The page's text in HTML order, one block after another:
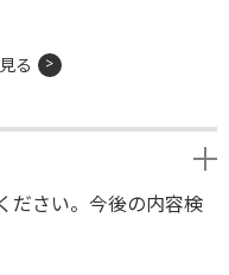
る
ださい。今後の内容検